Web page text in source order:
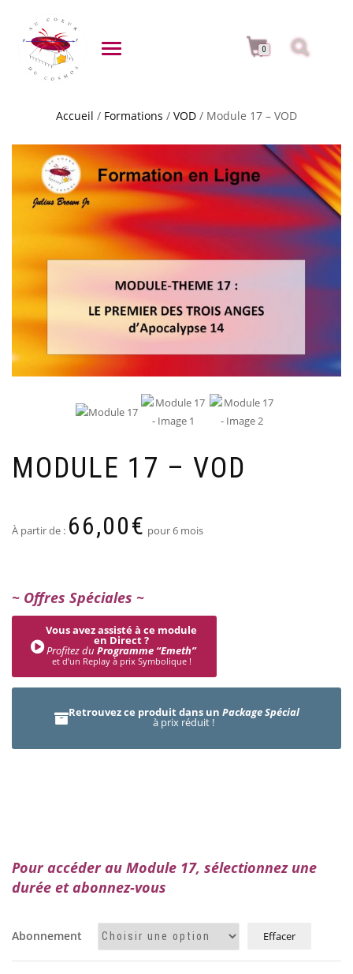
DÉPLIER LA NAVIGATION 0
Accueil / Formations / VOD / Module 17 – VOD
MODULE 17 – VOD
À partir de : 66,00€ pour 6 mois
~ Offres Spéciales ~
Vous avez assisté à ce module
en Direct ?
Profitez du Programme “Emeth”
et d’un Replay à prix Symbolique !
Retrouvez ce produit dans un Package Spécial
à prix réduit !
Pour accéder au Module 17, sélectionnez une
durée et abonnez-vous
Abonnement Effacer